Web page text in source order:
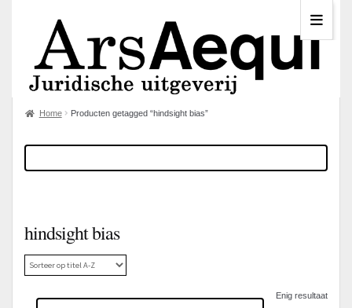
Home Producten getagged “hindsight bias”
hindsight bias
Enig resultaat